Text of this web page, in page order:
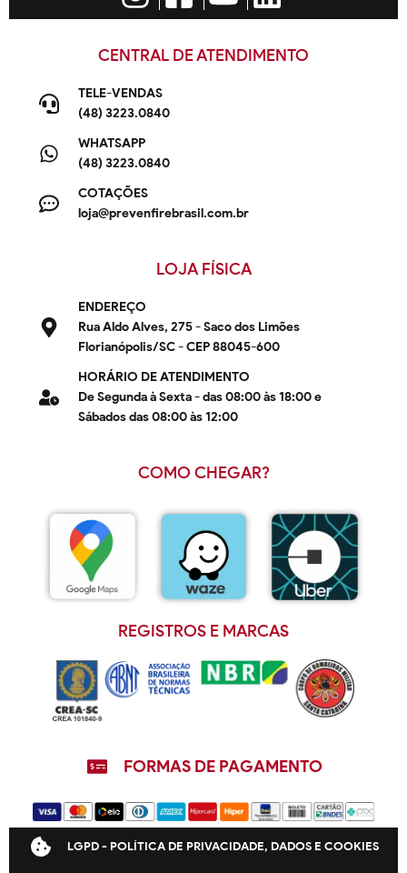
CENTRAL DE ATENDIMENTO
TELE-VENDAS
(48) 3223.0840
WHATSAPP
(48) 3223.0840
COTAÇÕES
loja@prevenfirebrasil.com.br
LOJA FÍSICA
ENDEREÇO
Rua Aldo Alves, 275 - Saco dos Limões
Florianópolis/SC - CEP 88045-600
HORÁRIO DE ATENDIMENTO
De Segunda à Sexta - das 08:00 às 18:00 e
Sábados das 08:00 às 12:00
COMO CHEGAR?
REGISTROS E MARCAS
FORMAS DE PAGAMENTO
LGPD - POLÍTICA DE PRIVACIDADE, DADOS E COOKIES